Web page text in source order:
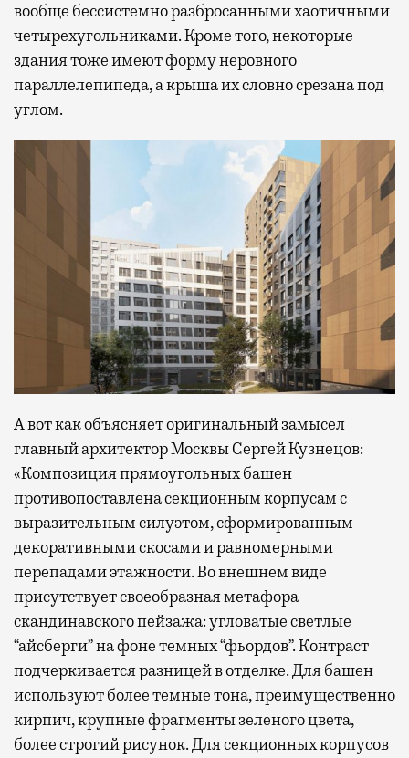
вообще бессистемно разбросанными хаотичными
четырехугольниками. Кроме того, некоторые
здания тоже имеют форму неровного
параллелепипеда, а крыша их словно срезана под
углом.
А вот какобъясняеторигинальный замысел
главный архитектор Москвы Сергей Кузнецов:
«Композиция прямоугольных башен
противопоставлена секционным корпусам с
выразительным силуэтом, сформированным
декоративными скосами и равномерными
перепадами этажности. Во внешнем виде
присутствует своеобразная метафора
скандинавского пейзажа: угловатые светлые
“айсберги” на фоне темных “фьордов”. Контраст
подчеркивается разницей в отделке. Для башен
используют более темные тона, преимущественно
кирпич, крупные фрагменты зеленого цвета,
более строгий рисунок. Для секционных корпусов